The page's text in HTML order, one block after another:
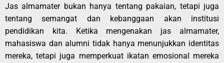
Jas almamater bukan hanya tentang pakaian, tetapi juga
tentang semangat dan kebanggaan akan institusi
pendidikan kita. Ketika mengenakan jas almamater,
mahasiswa dan alumni tidak hanya menunjukkan identitas
mereka, tetapi juga memperkuat ikatan emosional mereka